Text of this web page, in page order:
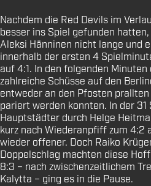
Nachdem die Red Devils im
besser ins Spiel gefunden
Aleksi Hänninen nicht lange und
innerhalb der ersten 4
auf 4:1. In den folgenden
zahlreiche Schüsse auf den
entweder an den Pfosten
pariert werden konnten. In der
Hauptstädter durch Helge
kurz nach Wiederanpfiff zum 4:2
wieder offener. Doch Raiko
Doppelschlag machten diese
8:3 – nach zwischenzeitlichem
Kalytta – ging es in die Pause.